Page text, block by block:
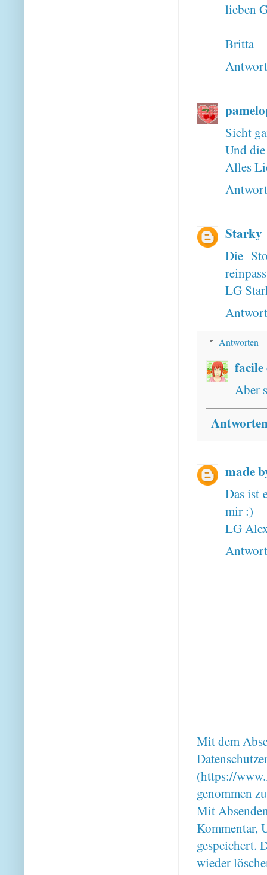
lieben
Britta
Sieht
Und
Alles
Starky
Die
LG
Antworten
facile
Aber
made
Das ist
mir :)
LG
Mit dem
(https://
genommen
Mit
Kommentar,
gespeichert.
wieder